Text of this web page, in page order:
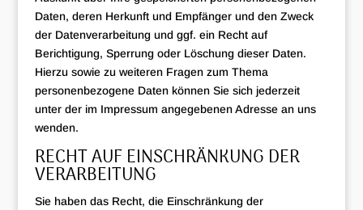
Daten, deren Herkunft und Empfänger und den Zweck
der Datenverarbeitung und ggf. ein Recht auf
Berichtigung, Sperrung oder Löschung dieser Daten.
Hierzu sowie zu weiteren Fragen zum Thema
personenbezogene Daten können Sie sich jederzeit
unter der im Impressum angegebenen Adresse an uns
wenden.
RECHT AUF EINSCHRÄNKUNG DER
VERARBEITUNG
Sie haben das Recht, die Einschränkung der